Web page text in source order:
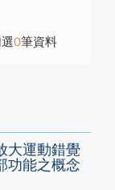
0筆資料
大運動錯覺
功能之概念